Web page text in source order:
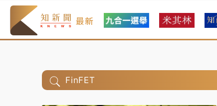
最新
FinFET